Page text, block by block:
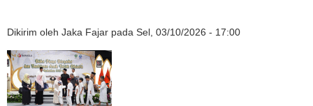
Dikirim oleh Jaka Fajar pada Sel, 03/10/2026 - 17:00